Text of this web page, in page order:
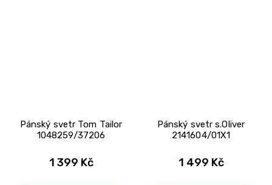
Pánský svetr Tom Tailor
1048259/37206
1 399 Kč
Pánský svetr s.Oliver
2141604/01X1
1 499 Kč